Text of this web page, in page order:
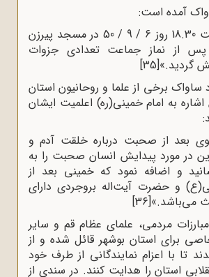
آمده است:
«در ساعت 18.30 روز 6 / 9 / 50 در مسجد پیرزن
پس از نماز جماعت تعدادی جزوات
گردید.»[35]
ساواک برخی از علما و روحانیون استان
به امام خمینی(ره) اعلمیت ایشان
بعد از صحبت درباره خلقت آدم و
در مورد پیدایش انسان صحبت را به
و اضافه نمود که خمینی بعد از
و حضرت آیت‌اله بروجردی دارای
می‌باشد.»[36]
مردمی، علمای عظام قم و سایر
برای استان بوشهر قائل شده و از
کوشیدند تا با اعزام نمایندگانی از طرف خود
استان را هدایت کنند. در سندی از